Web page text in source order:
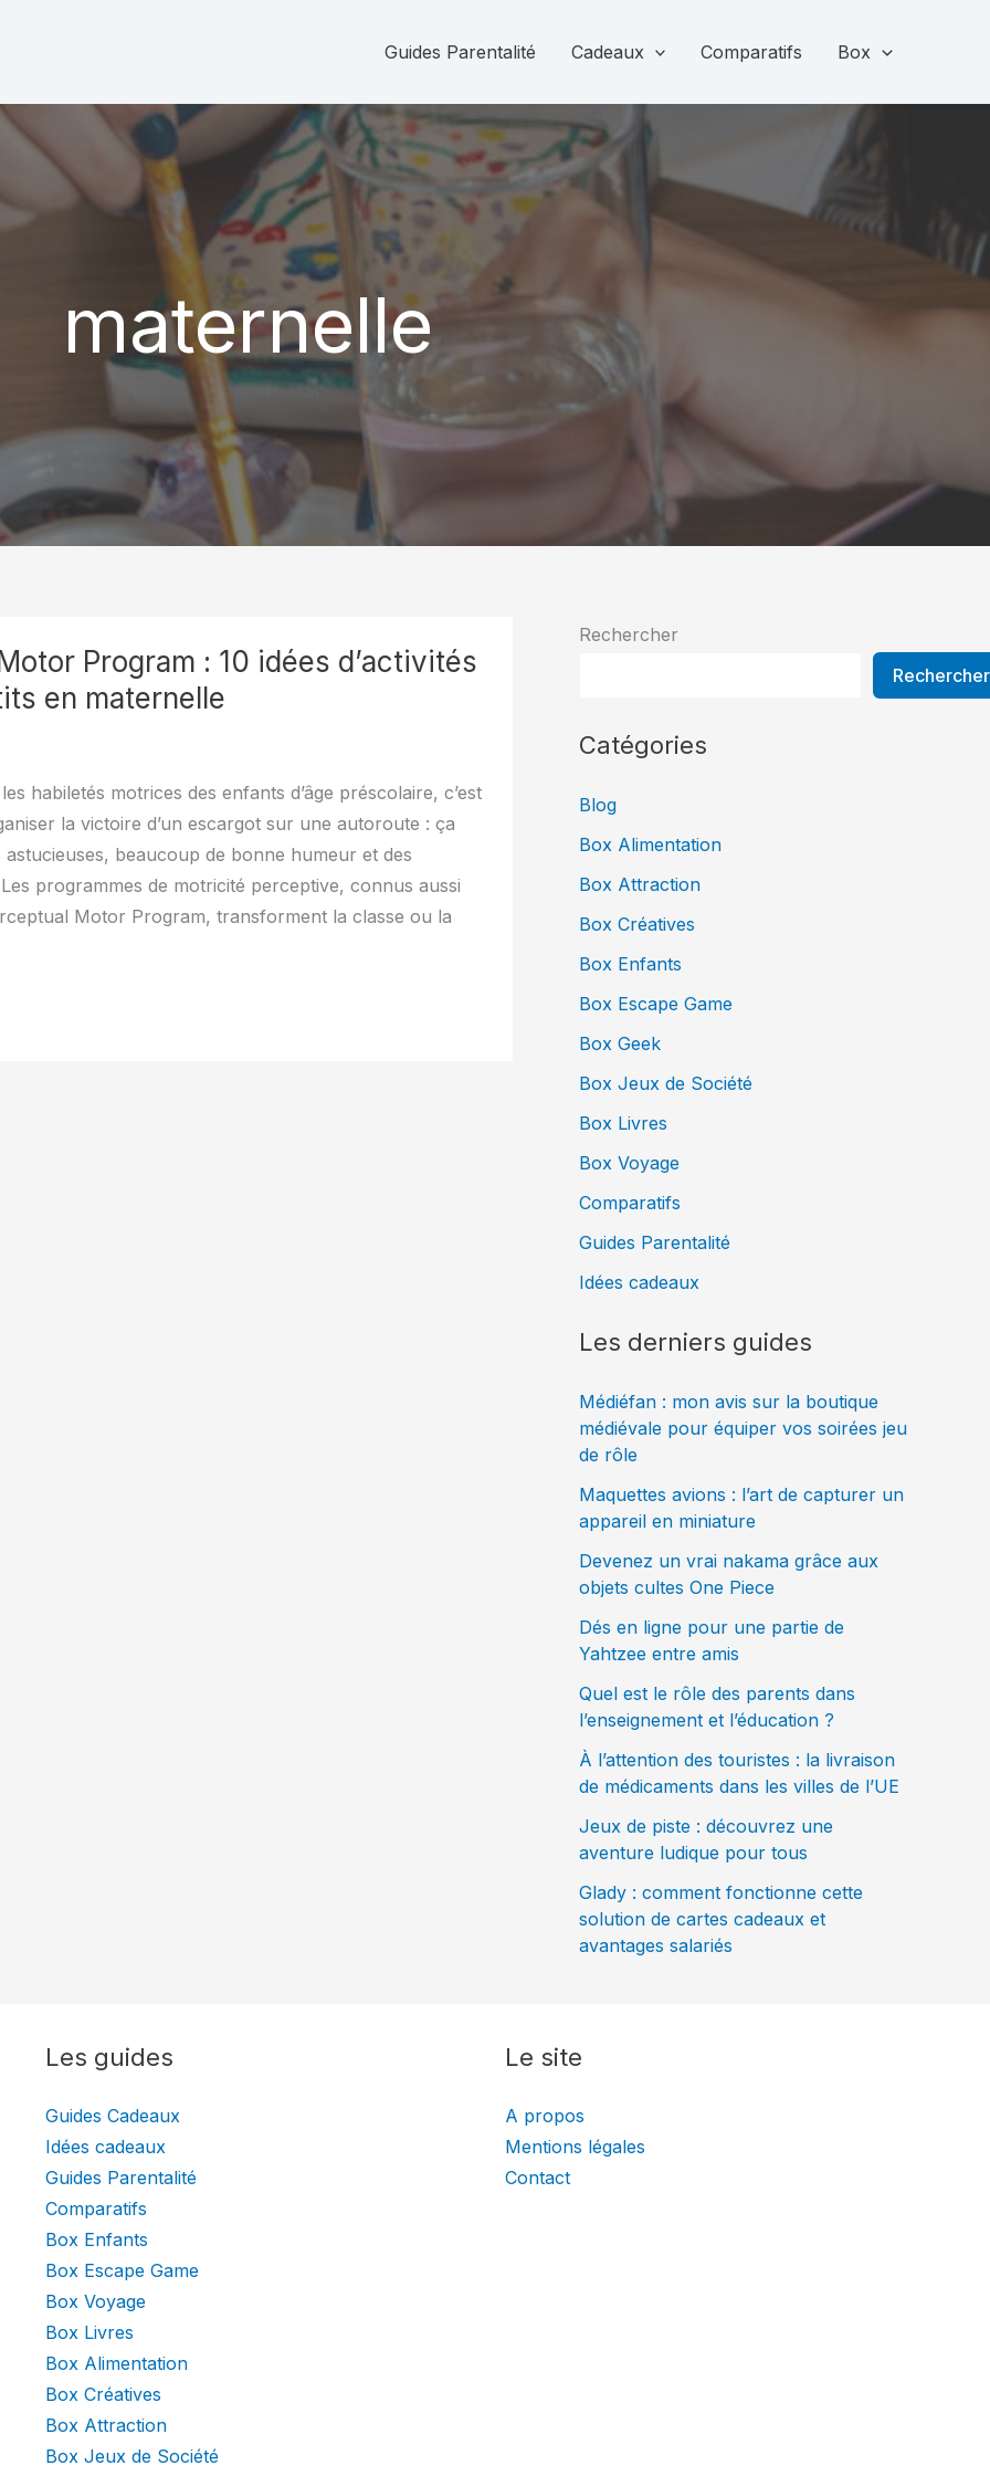
Guides Parentalité Cadeaux Comparatifs Box
maternelle
Program : 10 idées d’activités
en maternelle
habiletés motrices des enfants d’âge préscolaire, c’est
la victoire d’un escargot sur une autoroute : ça
astucieuses, beaucoup de bonne humeur et des
programmes de motricité perceptive, connus aussi
Motor Program, transforment la classe ou la
Rechercher
Rechercher
Catégories
Blog
Box Alimentation
Box Attraction
Box Créatives
Box Enfants
Box Escape Game
Box Geek
Box Jeux de Société
Box Livres
Box Voyage
Comparatifs
Guides Parentalité
Idées cadeaux
Les derniers guides
Médiéfan : mon avis sur la boutique
médiévale pour équiper vos soirées jeu
de rôle
Maquettes avions : l’art de capturer un
appareil en miniature
Devenez un vrai nakama grâce aux
objets cultes One Piece
Dés en ligne pour une partie de
Yahtzee entre amis
Quel est le rôle des parents dans
l’enseignement et l’éducation ?
À l’attention des touristes : la livraison
de médicaments dans les villes de l’UE
Jeux de piste : découvrez une
aventure ludique pour tous
Glady : comment fonctionne cette
solution de cartes cadeaux et
avantages salariés
Les guides
Guides Cadeaux
Idées cadeaux
Guides Parentalité
Comparatifs
Box Enfants
Box Escape Game
Box Voyage
Box Livres
Box Alimentation
Box Créatives
Box Attraction
Box Jeux de Société
Le site
A propos
Mentions légales
Contact